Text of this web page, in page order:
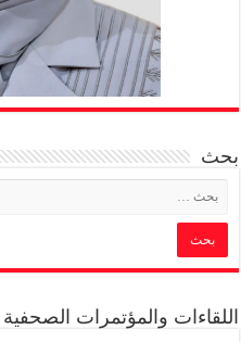
بحث
اللقاءات والمؤتمرات الصحفية